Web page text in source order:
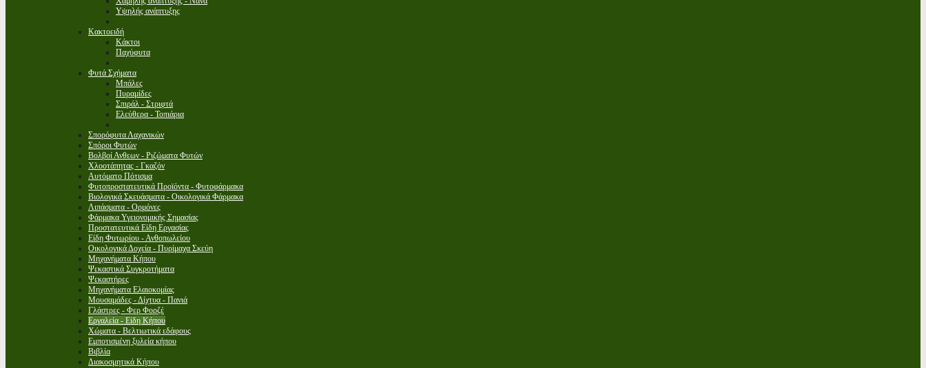
Υψηλής ανάπτυξης
Κακτοειδή
Κάκτοι
Παχύφυτα
Φυτά Σχήματα
Μπάλες
Πυραμίδες
Σπιράλ - Στριφτά
Ελεύθερα - Τοπιάρια
Σπορόφυτα Λαχανικών
Σπόροι Φυτών
Βολβοί Ανθεων - Ριζώματα Φυτών
Χλοοτάπητας - Γκαζόν
Αυτόματο Πότισμα
Φυτοπροστατευτικά Προϊόντα - Φυτοφάρμακα
Βιολογικά Σκευάσματα - Οικολογικά Φάρμακα
Λιπάσματα - Ορμόνες
Φάρμακα Υγειονομικής Σημασίας
Προστατευτικά Είδη Εργασίας
Είδη Φυτωρίου - Ανθοπωλείου
Οικολογικά Δοχεία - Πυρίμαχα Σκεύη
Μηχανήματα Κήπου
Ψεκαστικά Συγκροτήματα
Ψεκαστήρες
Μηχανήματα Ελαιοκομίας
Μουσαμάδες - Δίχτυα - Πανιά
Γλάστρες - Φερ Φορζέ
Εργαλεία - Είδη Κήπου
Χώματα - Βελτιωτικά εδάφους
Εμποτισμένη ξυλεία κήπου
Βιβλία
Διακοσμητικά Κήπου